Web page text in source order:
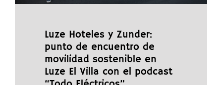
Luze Hoteles y Zunder:
punto de encuentro de
movilidad sostenible en
Luze El Villa con el podcast